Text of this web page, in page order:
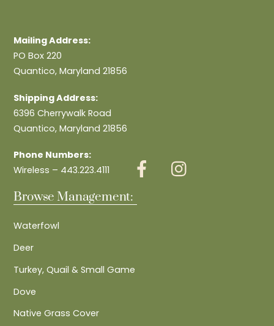
Mailing Address:
PO Box 220
Quantico, Maryland 21856
Shipping Address:
6396 Cherrywalk Road
Quantico, Maryland 21856
Phone Numbers:
Wireless – 443.223.4111
Browse Management:
Waterfowl
Deer
Turkey, Quail & Small Game
Dove
Native Grass Cover